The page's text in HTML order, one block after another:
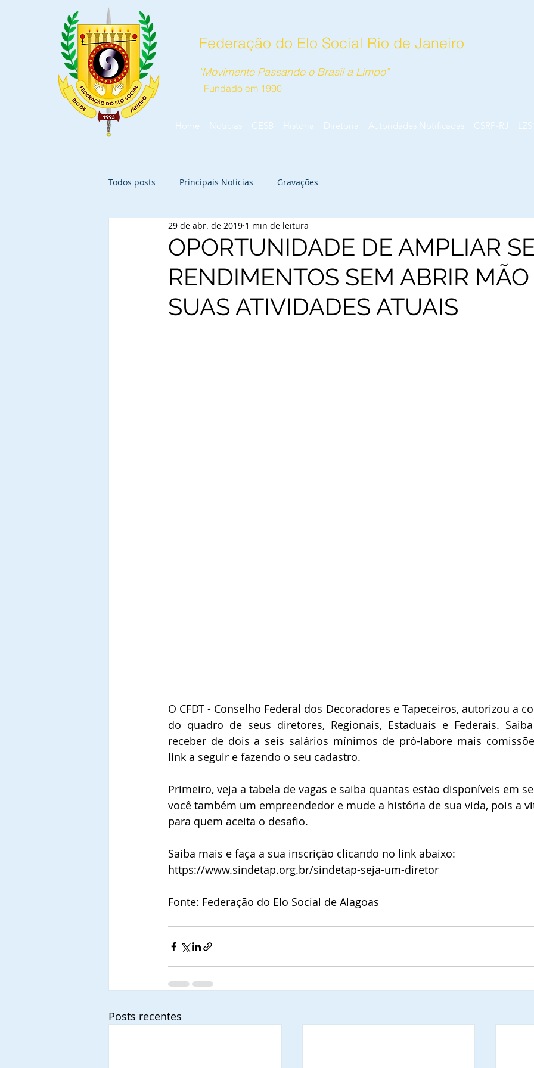
Federação do Elo Social Rio de Janeiro
"Movimento Passando o Brasil a Limpo"
Fundado em 1990
Home Notícias CESB História Diretoria Autoridades Notificadas CSRP-RJ
Todos posts Principais Notícias Gravações
OPORTUNIDADE DE AMPLIAR
RENDIMENTOS SEM ABRIR
SUAS ATIVIDADES ATUAIS
29 de abr. de 2019 1 min de leitura
O CFDT - Conselho Federal dos Decoradores e Tapeceiros, autorizou a
do quadro de seus diretores, Regionais, Estaduais e Federais.
receber de dois a seis salários mínimos de pró-labore mais
link a seguir e fazendo o seu cadastro.
Primeiro, veja a tabela de vagas e saiba quantas estão disponíveis em
você também um empreendedor e mude a história de sua vida, pois a
para quem aceita o desafio.
Saiba mais e faça a sua inscrição clicando no link abaixo:
https://www.sindetap.org.br/sindetap-seja-um-diretor
Fonte: Federação do Elo Social de Alagoas
Posts recentes